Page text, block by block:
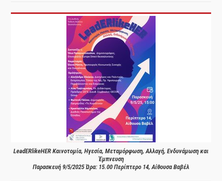
LeadERlikeHER Καινοτομία, Ηγεσία, Μεταμόρφωση, Αλλαγή, Ενδυνάμωση και
Έμπνευση
Παρασκευή 9/5/2025 Ώρα: 15.00 Περίπτερο 14, Αίθουσα Βαβέλ